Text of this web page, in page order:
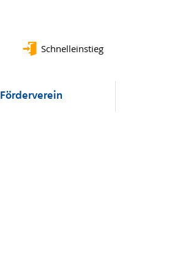
Schnelleinstieg
Förderverein